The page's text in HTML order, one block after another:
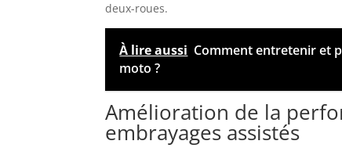
deux-roues.
À lire aussi Comment entretenir et
moto ?
Amélioration de la
embrayages assistés